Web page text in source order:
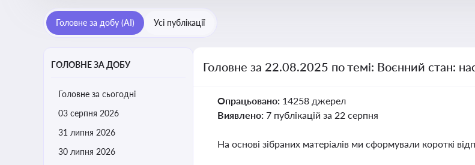
Головне за добу (AI) Усі публікації
ГОЛОВНЕ ЗА ДОБУ
Головне за сьогодні
03 серпня 2026
31 липня 2026
30 липня 2026
Головне за 22.08.2025 по темі: Воєнний стан:
Опрацьовано: 14258 джерел
Виявлено: 7 публікацій за 22 серпня
На основі зібраних матеріалів ми сформували короткі